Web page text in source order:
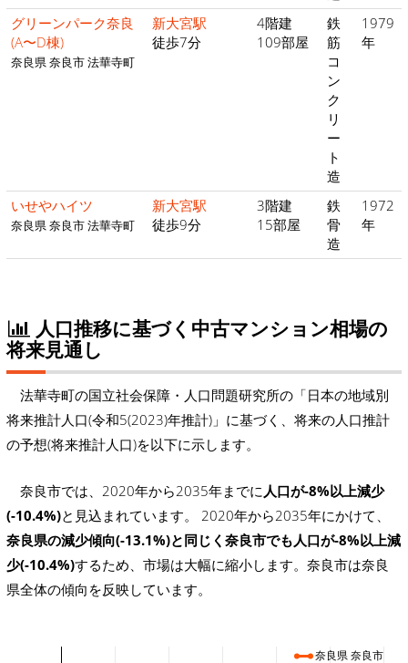
グリーンパーク奈良
(A〜D棟)
奈良県 奈良市 法華寺町
新大宮駅
徒歩7分
4階建
109部屋
鉄
筋
コ
ン
ク
リ
ー
ト
造
1979
年
いせやハイツ
奈良県 奈良市 法華寺町
新大宮駅
徒歩9分
3階建
15部屋
鉄
骨
造
1972
年
人口推移に基づく中古マンション相場の
将来見通し
法華寺町の国立社会保障・人口問題研究所の「日本の地域別
将来推計人口(令和5(2023)年推計)」に基づく、将来の人口推計
の予想(将来推計人口)を以下に示します。
奈良市では、2020年から2035年までに 人口が-8%以上減少
(-10.4%)と見込まれています。 2020年から2035年にかけて、
奈良県の減少傾向(-13.1%)と同じく奈良市でも人口が-8%以上減
少(-10.4%)するため、市場は大幅に縮小します。奈良市は奈良
県全体の傾向を反映しています。
奈良県 奈良市